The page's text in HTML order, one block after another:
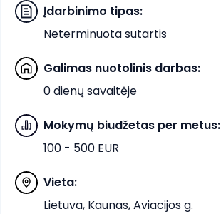
Įdarbinimo tipas:
Neterminuota sutartis
Galimas nuotolinis darbas:
0 dienų savaitėje
Mokymų biudžetas per metus:
100 - 500 EUR
Vieta:
Lietuva, Kaunas, Aviacijos g.